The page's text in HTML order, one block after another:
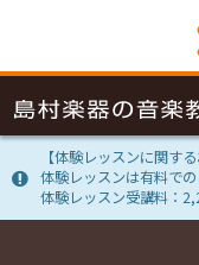
【体験レッスンに関する
体験レッスンは有料での
体験レッスン受講料：